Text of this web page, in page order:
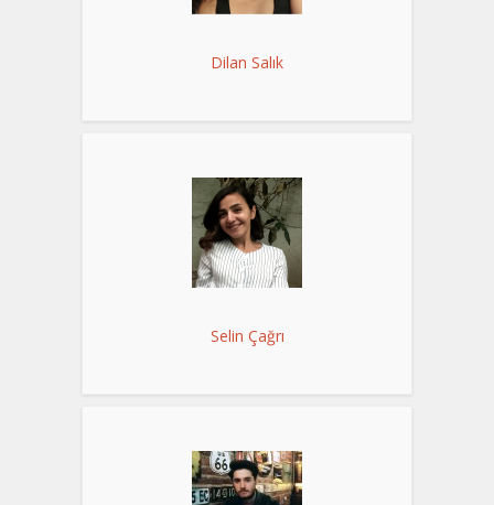
Dilan Salık
Selin Çağrı